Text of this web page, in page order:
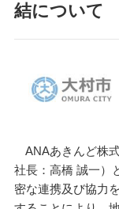
結について
ANAあきんど株
社長：高橋 誠一）
密な連携及び協力